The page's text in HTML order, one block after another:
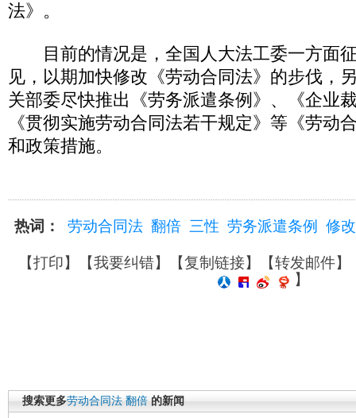
法》。
目前的情况是，全国人大法工委一方面
见，以期加快修改《劳动合同法》的步伐，
关部委尽快推出《劳务派遣条例》、《企业
《贯彻实施劳动合同法若干规定》等《劳动
和政策措施。
热词： 劳动合同法 翻倍 三性 劳务派遣条例 修
【打印】【我要纠错】【复制链接】【转发邮件】
】
搜索更多劳动合同法 翻倍 的新闻